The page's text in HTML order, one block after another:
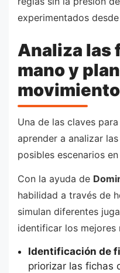
experimentados
Analiza las
mano y
Una de las claves
aprender a analizar
posibles escenarios
Con la ayuda de
habilidad a través de
simulan diferentes
identificar los mejores
Identificación de
priorizar las fichas